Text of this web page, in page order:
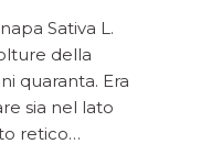
Sativa L.
della
quaranta. Era
sia nel lato
retico…